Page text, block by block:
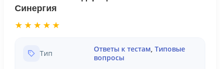
Синергия
★★★★★
Тип Ответы к тестам, Типовые
вопросы